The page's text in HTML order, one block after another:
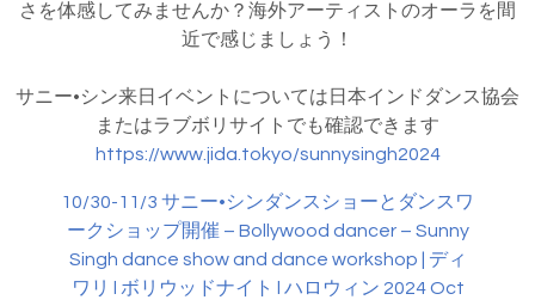
さを体感してみませんか？海外アーティストのオーラを間
近で感じましょう！
サニー•シン来日イベントについては日本インドダンス協会
またはラブボリサイトでも確認できます
https://www.jida.tokyo/sunnysingh2024
10/30-11/3 サニー•シンダンスショーとダンスワ
ークショップ開催 – Bollywood dancer – Sunny
Singh dance show and dance workshop | ディ
ワリ l ボリウッドナイト l ハロウィン 2024 Oct